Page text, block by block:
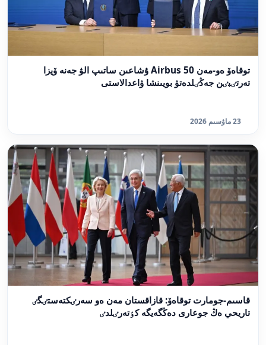
توقاەۆ ەو-مەن 50 Airbus ۇشاعىن ساتىپ الۋ جەنە ۆيزا
تەرتٸبٸن جەڭٸلدەتۋ بويىنشا ۋاعدالاستى
23 ماۋسىم 2026
قاسىم-جومارت توقاەۆ: قازاقستان مەن ەو سەرٸكتەستٸگٸ
تاريحي ەڭ جوعارى دەڭگەيگە كٶتەرٸلدٸ